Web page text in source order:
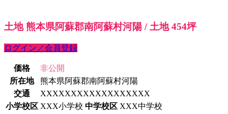
土地 熊本県阿蘇郡南阿蘇村河陽 / 土地 454坪
ログイン／会員登録
価格
非公開
所在地
熊本県阿蘇郡南阿蘇村河陽
交通
XXXXXXXXXXXXXXXXXX
小学校区 XXX小学校 中学校区 XXX中学校